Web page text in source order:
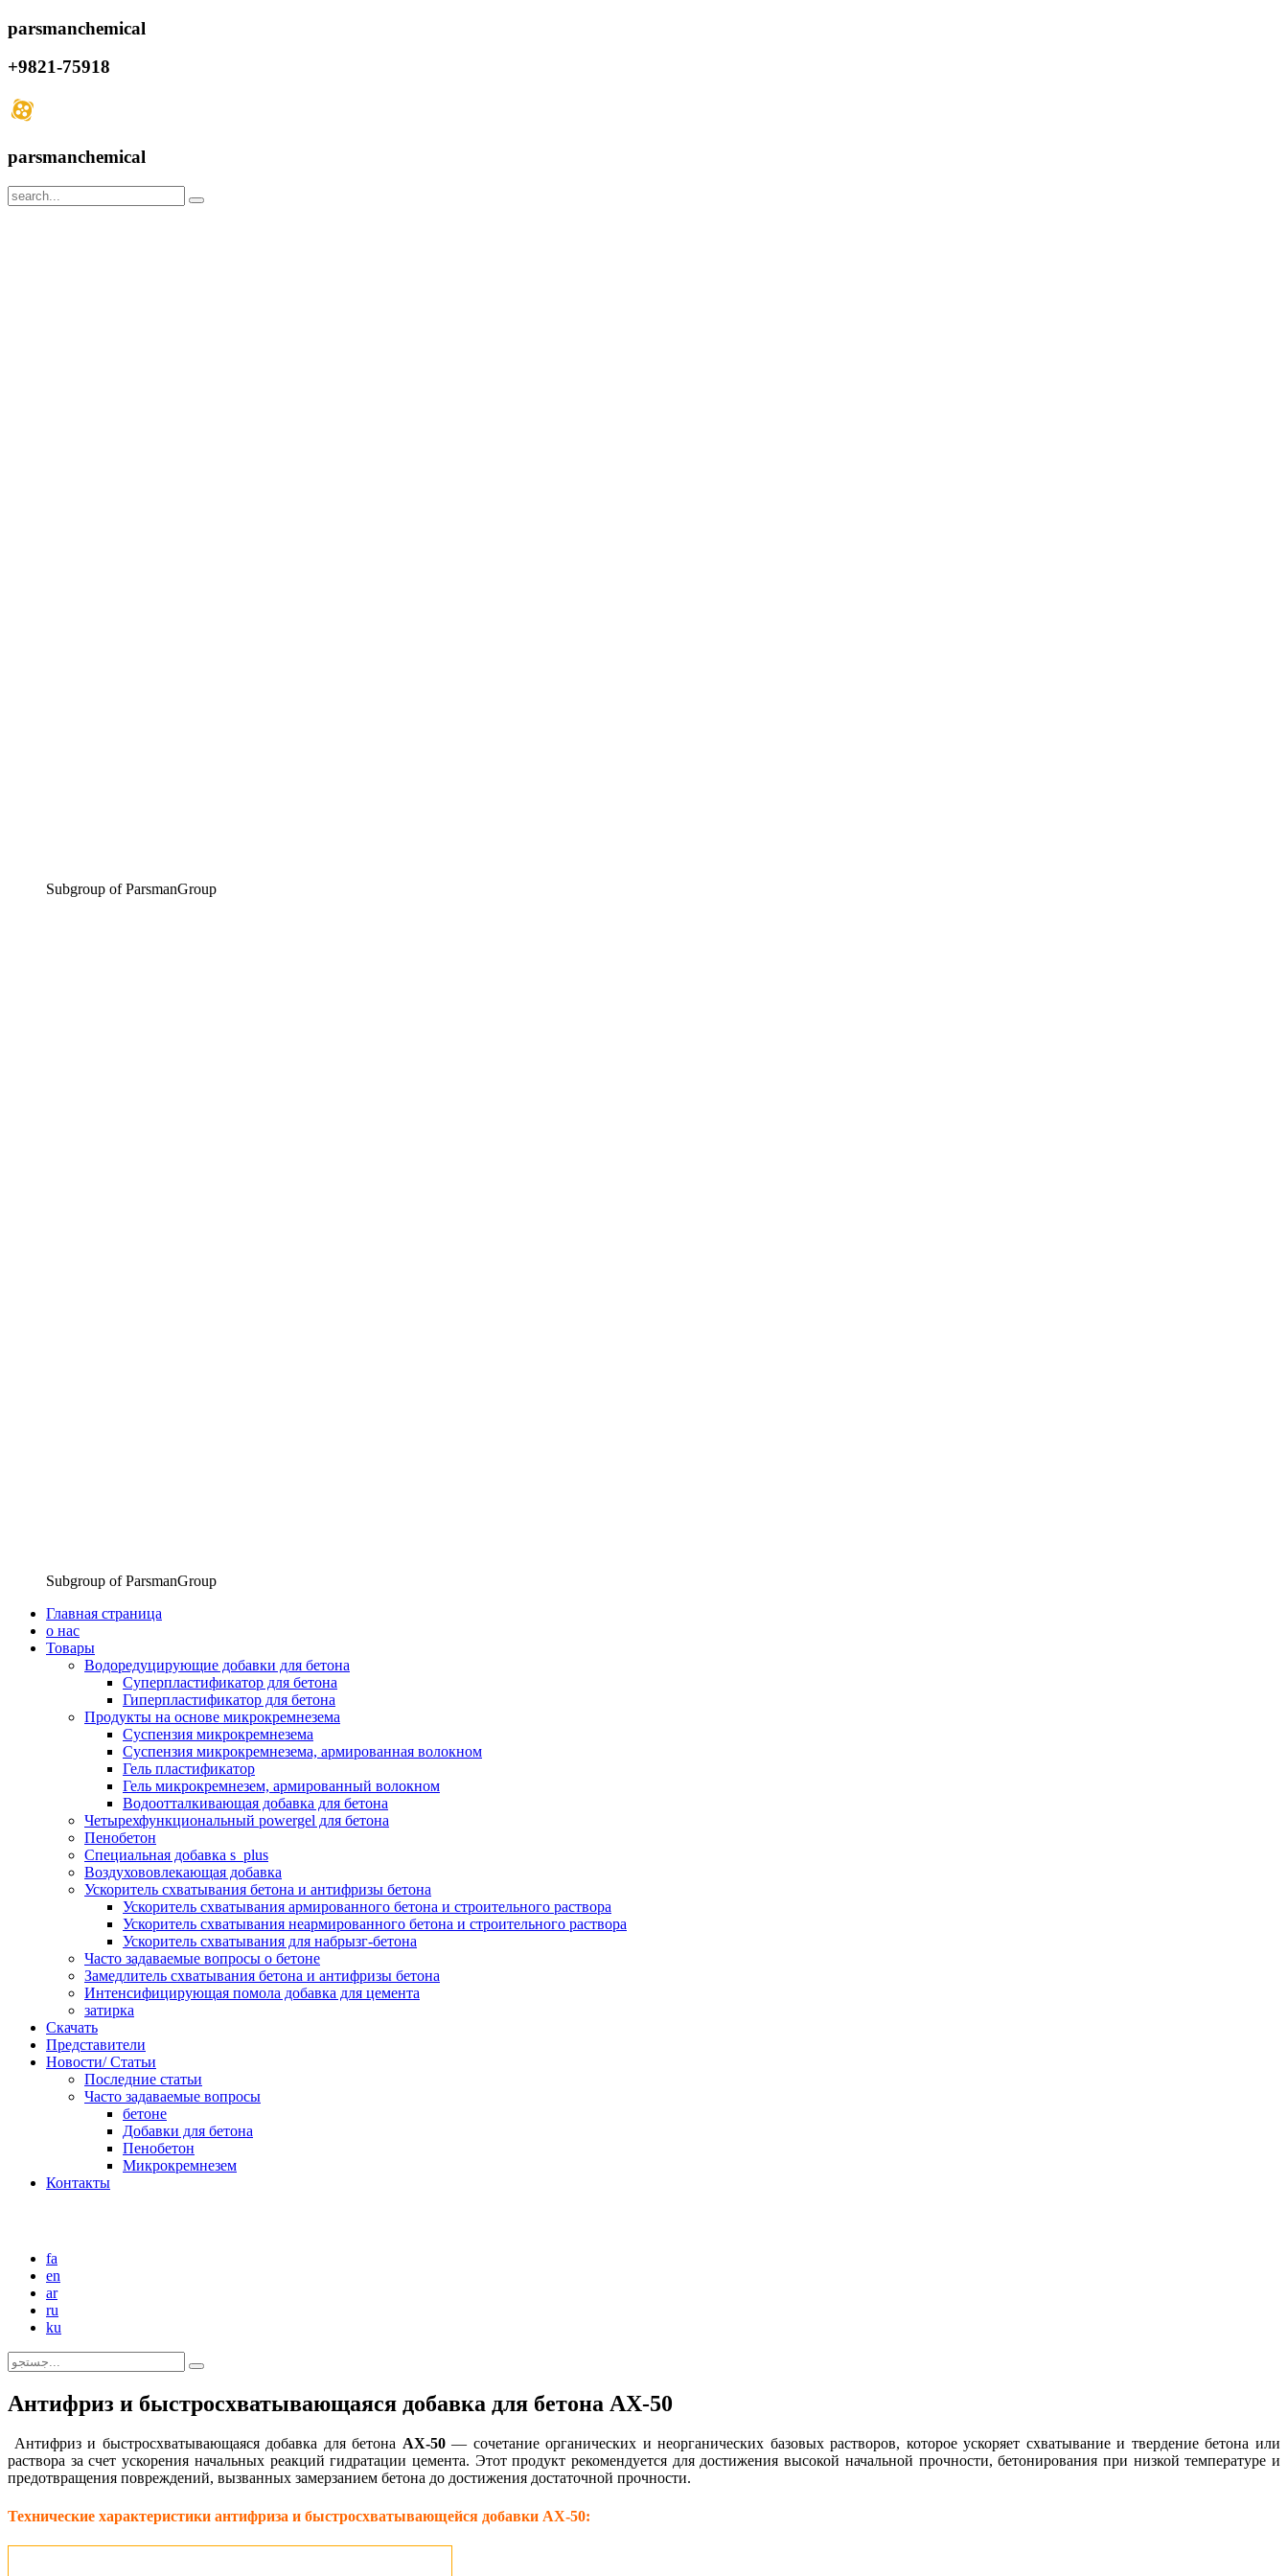
parsmanchemical
+9821-75918
parsmanchemical
Subgroup of ParsmanGroup
Subgroup of ParsmanGroup
Главная страница
о нас
Товары
Водоредуцирующие добавки для бетона
Суперпластификатор для бетона
Гиперпластификатор для бетона
Продукты на основе микрокремнезема
Суспензия микрокремнезема
Суспензия микрокремнезема, армированная волокном
Гель пластификатор
Гель микрокремнезем, армированный волокном
Водоотталкивающая добавка для бетона
Четырехфункциональный powergel для бетона
Пенобетон
Специальная добавка s_plus
Воздухововлекающая добавка
Ускоритель схватывания бетона и антифризы бетона
Ускоритель схватывания армированного бетона и строительного раствора
Ускоритель схватывания неармированного бетона и строительного раствора
Ускоритель схватывания для набрызг-бетона
Часто задаваемые вопросы о бетоне
Замедлитель схватывания бетона и антифризы бетона
Интенсифицирующая помола добавка для цемента
затирка
Скачать
Представители
Новости/ Статьи
Последние статьи
Часто задаваемые вопросы
бетоне
Добавки для бетона
Пенобетон
Микрокремнезем
Контакты
fa
en
ar
ru
ku
Антифриз и быстросхватывающаяся добавка для бетона АХ-50
Антифриз и быстросхватывающаяся добавка для бетона АХ-50— сочетание органических и неорганических базовых растворов, которое ускоряет схватывание и твердение бетона или
раствора за счет ускорения начальных реакций гидратации цемента. Этот продукт рекомендуется для достижения высокой начальной прочности, бетонирования при низкой температуре и
предотвращения повреждений, вызванных замерзанием бетона до достижения достаточной прочности.
Технические характеристики антифриза и быстросхватывающейся добавки АХ-50: